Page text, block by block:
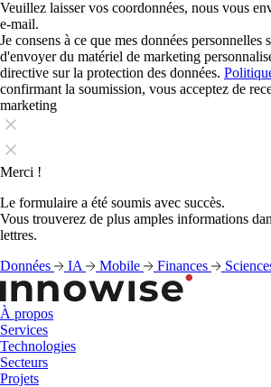
Veuillez laisser vos coordonnées, nous vous
e-mail.
Je consens à ce que mes données personnelles
d'envoyer du matériel de marketing
directive sur la protection des données.
confirmant la soumission, vous acceptez de
marketing
Merci !
Le formulaire a été soumis avec succès.
Vous trouverez de plus amples informations
lettres.
Données
IA Mobile Finances
À propos
Services
Technologies
Secteurs
Projets